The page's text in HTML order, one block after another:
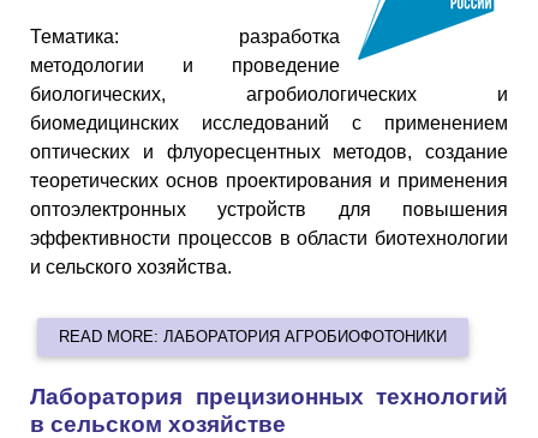
Тематика: разработка
методологии и проведение
биологических, агробиологических и
биомедицинских исследований с применением
оптических и флуоресцентных методов, создание
теоретических основ проектирования и применения
оптоэлектронных устройств для повышения
эффективности процессов в области биотехнологии
и сельского хозяйства.
READ MORE: ЛАБОРАТОРИЯ АГРОБИОФОТОНИКИ
Лаборатория прецизионных технологий
в сельском хозяйстве